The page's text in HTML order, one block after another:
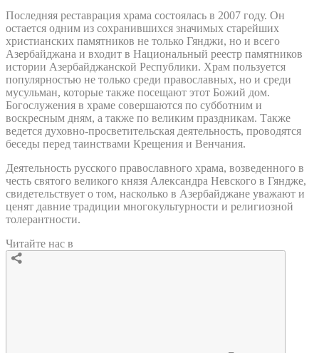
Последняя реставрация храма состоялась в 2007 году. Он
остается одним из сохранившихся значимых старейших
христианских памятников не только Гянджи, но и всего
Азербайджана и входит в Национальный реестр памятников
истории Азербайджанской Республики. Храм пользуется
популярностью не только среди православных, но и среди
мусульман, которые также посещают этот Божий дом.
Богослужения в храме совершаются по субботним и
воскресным дням, а также по великим праздникам. Также
ведется духовно-просветительская деятельность, проводятся
беседы перед таинствами Крещения и Венчания.
Деятельность русского православного храма, возведенного в
честь святого великого князя Александра Невского в Гяндже,
свидетельствует о том, насколько в Азербайджане уважают и
ценят давние традиции многокультурности и религиозной
толерантности.
Читайте нас в